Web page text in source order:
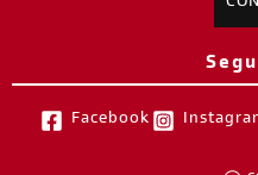
Facebook